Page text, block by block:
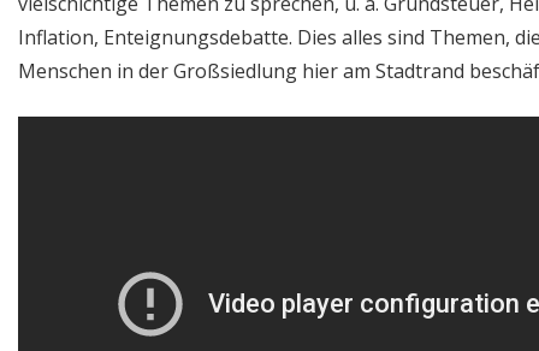
Inflation, Enteignungsdebatte. Dies alles sind Themen,
Menschen in der Großsiedlung hier am Stadtrand